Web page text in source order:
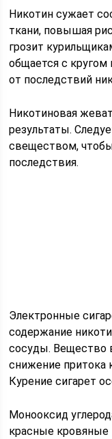
Никотин сужает
ткани, повышая
грозит
общается с кругом
от последствий
Никотиновая
результаты.
свеществом,
последствия.
Электронные
содержание
сосуды. Вещество
снижение притока
Курение сигарет
Монооксид
красные